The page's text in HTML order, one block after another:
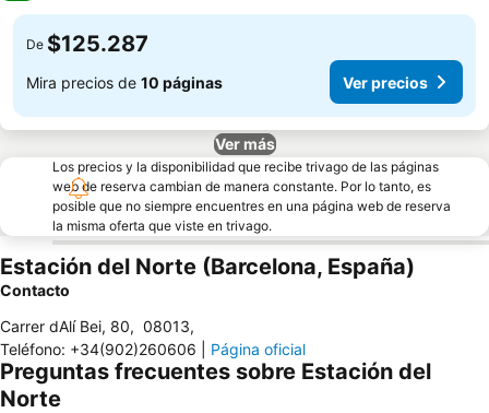
De $125.287
Mira precios de 10 páginas Ver precios
Ver más
Los precios y la disponibilidad que recibe trivago de las páginas
web de reserva cambian de manera constante. Por lo tanto, es
posible que no siempre encuentres en una página web de reserva
la misma oferta que viste en trivago.
Estación del Norte (Barcelona, España)
Contacto
Carrer dAlí Bei, 80, 08013,
Teléfono: +34(902)260606 Página oficial
Preguntas frecuentes sobre Estación del
Norte